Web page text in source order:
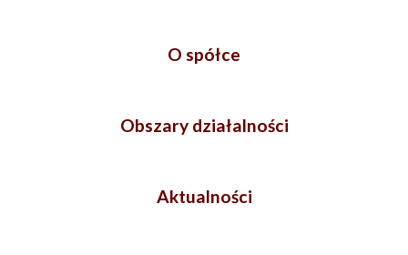
O spółce
Obszary działalności
Aktualności